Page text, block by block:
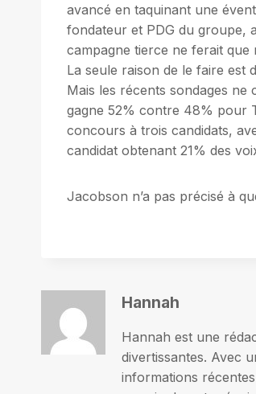
avancé en taquinant une
fondateur et PDG du groupe,
campagne tierce ne ferait que
La seule raison de le faire est
Mais les récents sondages
gagne 52% contre 48% pour
concours à trois candidats,
candidat obtenant 21% des
Jacobson n’a pas précisé à
Hannah
Hannah est une
divertissantes. Avec
informations